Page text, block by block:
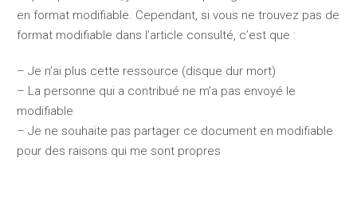
en format modifiable. Cependant, si vous ne trouvez pas de
format modifiable dans l’article consulté, c’est que :
– Je n’ai plus cette ressource (disque dur mort)
– La personne qui a contribué ne m’a pas envoyé le
modifiable
– Je ne souhaite pas partager ce document en modifiable
pour des raisons qui me sont propres